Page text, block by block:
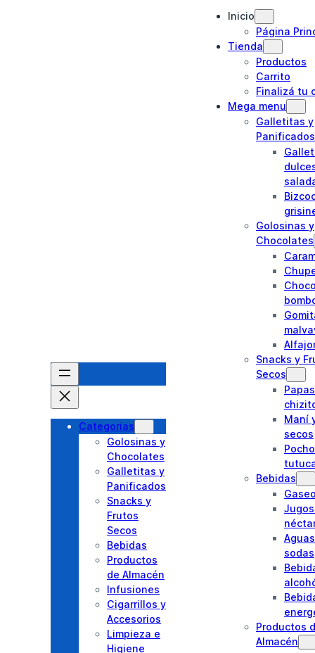
Categorias
Golosinas y
Chocolates
Galletitas y
Panificados
Snacks y
Frutos
Secos
Bebidas
Productos
de Almacén
Infusiones
Cigarrillos y
Accesorios
Limpieza e
Higiene
Inicio
Página
Tienda
Productos
Carrito
Finalizá tu
Mega menu
Galletitas y
Panificados
Golosinas y
Chocolates
Snacks y
Secos
Maní
secos
Bebidas
sodas
Productos
Almacén